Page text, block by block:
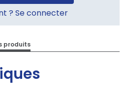
? Se connecter
produits